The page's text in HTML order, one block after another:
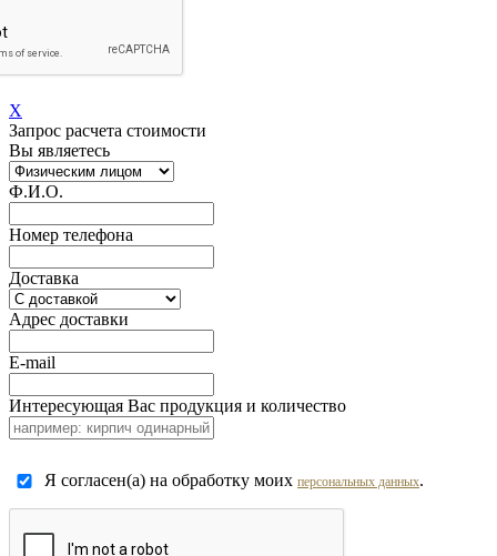
X
Запрос расчета стоимости
Вы являетесь
Ф.И.О.
Номер телефона
Доставка
Адрес доставки
E-mail
Интересующая Вас продукция и количество
Я согласен(а) на обработку моих персональных данных.